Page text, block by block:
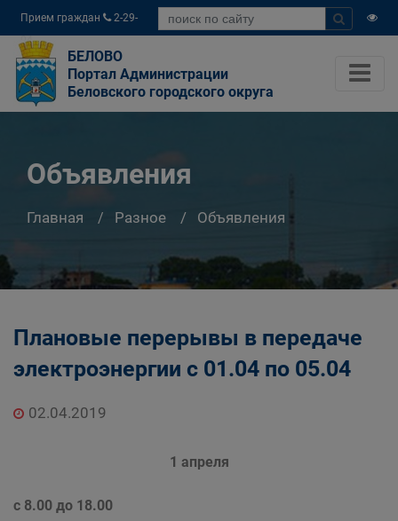
Прием граждан
2-29-
04
БЕЛОВО
Портал Администрации
Беловского городского округа
Объявления
Главная Разное Объявления
Плановые перерывы в передаче
электроэнергии с 01.04 по 05.04
02.04.2019
1 апреля
с 8.00 до 18.00